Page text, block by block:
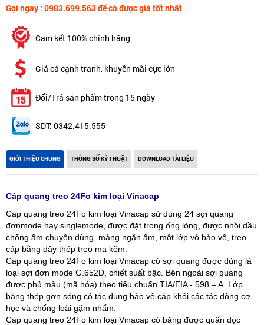
Gọi ngay : 0983.699.563 để có được giá tốt nhất
Cam kết 100% chính hãng
Giá cả cạnh tranh, khuyến mãi cực lớn
Đổi/Trả sản phẩm trong 15 ngày
SDT: 0342.415.555
GIỚI THIỆU CHUNG THÔNG SỐ KỸ THUẬT DOWNLOAD TÀI LIỆU
Cáp quang treo 24Fo kim loại Vinacap
Cáp quang treo 24Fo kim loại Vinacap sử dụng 24 sợi quang
đơnmode hay singlemode, được đặt trong ống lỏng, được nhồi dầu
chống ẩm chuyên dùng, màng ngăn ẩm, một lớp vỏ bảo vệ, treo
cáp bằng dây thép treo mạ kẽm.
Cáp quang treo 24Fo kim loại Vinacap có sợi quang được dùng là
loại sợi đơn mode G.652D, chiết suất bậc. Bên ngoài sợi quang
được phủ màu (mã hóa) theo tiêu chuẩn TIA/EIA - 598 – A. Lớp
băng thép gợn sóng có tác dụng bảo vệ cáp khỏi các tác động cơ
học và chống loài gặm nhấm.
Cáp quang treo 24Fo kim loại Vinacap có băng được quấn dọc